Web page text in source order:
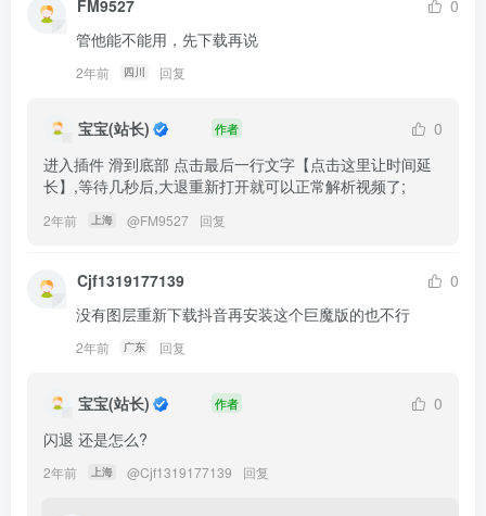
FM9527
0
管他能不能用，先下载再说
2年前 四川 回复
宝宝(站长) 作者
0
进入插件 滑到底部 点击最后一行文字【点击这里让时间延
长】,等待几秒后,大退重新打开就可以正常解析视频了;
2年前 上海 @FM9527 回复
Cjf1319177139
0
没有图层重新下载抖音再安装这个巨魔版的也不行
2年前 广东 回复
宝宝(站长) 作者
0
闪退 还是怎么?
2年前 上海 @Cjf1319177139 回复